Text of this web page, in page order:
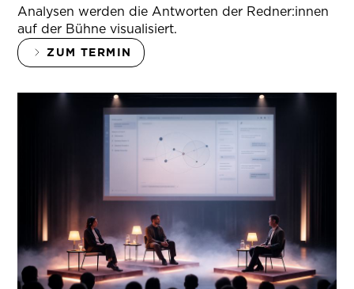
Analysen werden die Antworten der Redner:innen
auf der Bühne visualisiert.
ZUM TERMIN